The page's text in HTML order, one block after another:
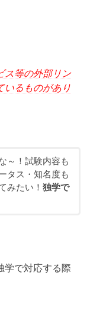
ス等の外部リン
いるものがあり
～！試験内容も
タス・知名度も
みたい！ 独学で
学で対応する際